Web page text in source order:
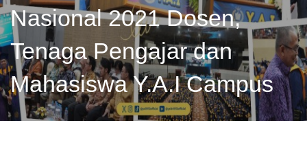
Nasional 2021 Dosen,
Tenaga Pengajar dan
Mahasiswa Y.A.I Campus